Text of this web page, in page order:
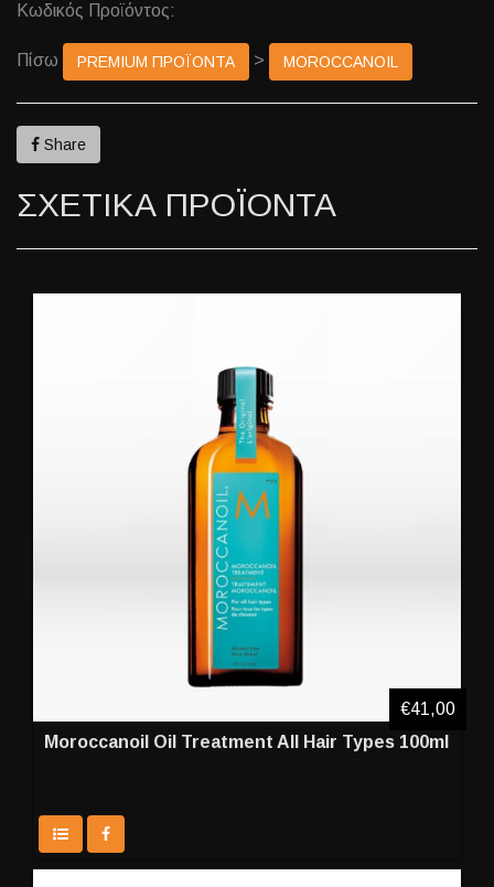
Κωδικός Προϊόντος:
Πίσω PREMIUM ΠΡΟΪΟΝΤΑ > MOROCCANOIL
Share
ΣΧΕΤΙΚΑ ΠΡΟΪΟΝΤΑ
Moroccanoil Oil Treatment All Hair Types 100ml
€41,00